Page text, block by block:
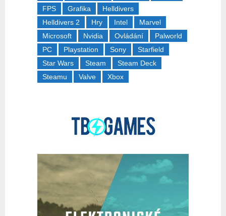
FPS
Grafika
Helldivers
Helldivers 2
Hry Intel
Marvel
Microsoft
Nvidia Ovládání
Palworld
PC
Playstation Sony
Starfield
Star Wars
Steam
Steam Deck
Steamu
Valve Xbox